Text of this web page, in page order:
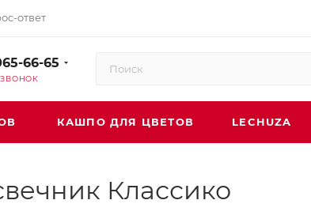
ответ
66-65
КАШПО ДЛЯ ЦВЕТОВ LECHUZA
Классико